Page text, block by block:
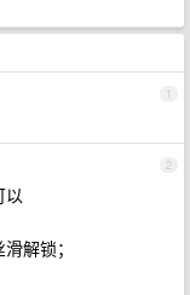
1
2
以
解锁；